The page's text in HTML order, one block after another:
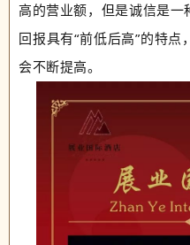
高的营业额，但是诚信是
回报具有“前低后高”的特
会不断提高。